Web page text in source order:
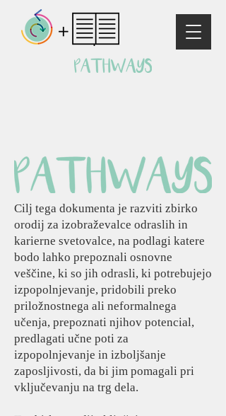
Cilj tega dokumenta je razviti zbirko
orodij za izobraževalce odraslih in
karierne svetovalce, na podlagi katere
bodo lahko prepoznali osnovne
veščine, ki so jih odrasli, ki potrebujejo
izpopolnjevanje, pridobili preko
priložnostnega ali neformalnega
učenja, prepoznati njihov potencial,
predlagati učne poti za
izpopolnjevanje in izboljšanje
zaposljivosti, da bi jim pomagali pri
vključevanju na trg dela.